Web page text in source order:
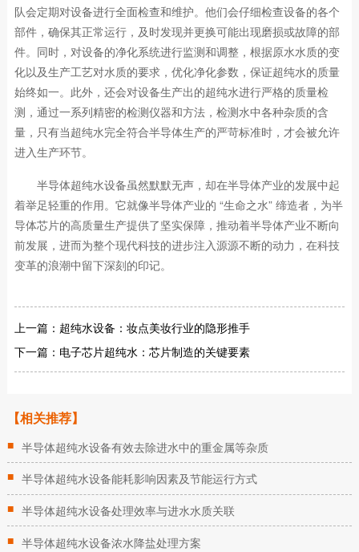
队会定期对设备进行全面检查和维护。他们会仔细检查设备的各个
部件，确保其正常运行，及时发现并更换可能出现磨损或故障的部
件。同时，对设备的净化系统进行监测和调整，根据原水水质的变
化以及生产工艺对水质的要求，优化净化参数，保证超纯水的质量
始终如一。此外，还会对设备生产出的超纯水进行严格的质量检
测，通过一系列精密的检测仪器和方法，检测水中各种杂质的含
量，只有当超纯水完全符合半导体生产的严苛标准时，才会被允许
进入生产环节。
半导体超纯水设备虽然默默无声，却在半导体产业的发展中起
着举足轻重的作用。它就像半导体产业的 “生命之水” 缔造者，为半
导体芯片的高质量生产提供了坚实保障，推动着半导体产业不断向
前发展，进而为整个现代科技的进步注入源源不断的动力，在科技
变革的浪潮中留下深刻的印记。
上一篇： 超纯水设备：妆点美妆行业的隐形推手
下一篇： 电子芯片超纯水：芯片制造的关键要素
【相关推荐】
■ 半导体超纯水设备有效去除进水中的重金属等杂质
■ 半导体超纯水设备能耗影响因素及节能运行方式
■ 半导体超纯水设备处理效率与进水水质关联
■ 半导体超纯水设备浓水降盐处理方案